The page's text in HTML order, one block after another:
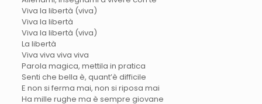
Viva la libertà (viva)
Viva la libertà
Viva la libertà (viva)
La libertà
Viva viva viva viva
Parola magica, mettila in pratica
Senti che bella è, quant’è difficile
E non si ferma mai, non si riposa mai
Ha mille rughe ma è sempre giovane